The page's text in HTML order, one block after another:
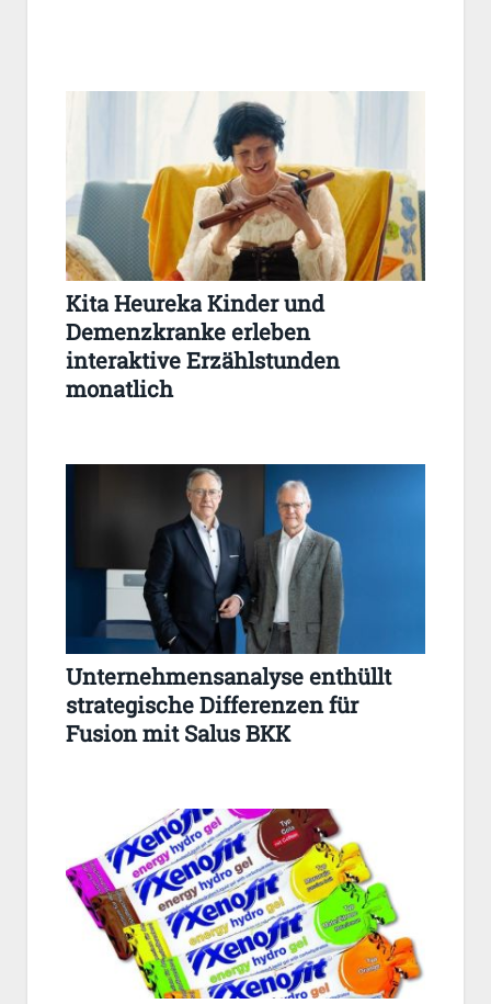
Kita Heureka Kinder und
Demenzkranke erleben
interaktive Erzählstunden
monatlich
Unternehmensanalyse enthüllt
strategische Differenzen für
Fusion mit Salus BKK